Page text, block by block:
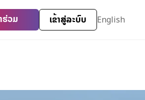
ຮ່ວມ ເຂົ້າສູ່ລະບົບ English